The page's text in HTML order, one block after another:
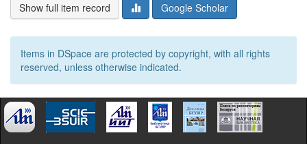
Show full item record Google Scholar
Items in DSpace are protected by copyright, with all rights
reserved, unless otherwise indicated.